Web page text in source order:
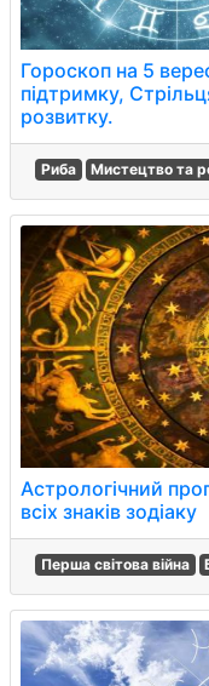
Гороскоп на 5
підтримку,
розвитку.
Риба Мистецтво та
Астрологічний
всіх знаків зодіаку
Перша світова війна